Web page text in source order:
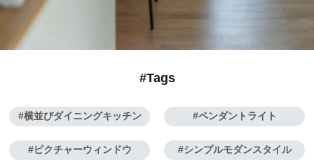
#Tags
横並びダイニングキッチン ペンダントライト
ピクチャーウィンドウ シンプルモダンスタイル